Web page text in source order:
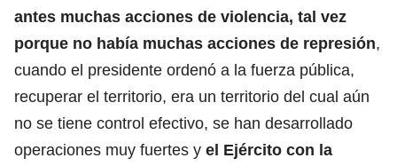
antes muchas acciones de violencia, tal vez
porque no había muchas acciones de represión,
cuando el presidente ordenó a la fuerza pública,
recuperar el territorio, era un territorio del cual aún
no se tiene control efectivo, se han desarrollado
operaciones muy fuertes y el Ejército con la